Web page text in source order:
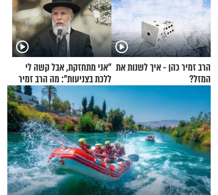
הרב זמיר כהן - איך לשנות את
המזל?
"אני מתחזקת, אבל קשה לי
ללכת בצניעות": מה הרב זמיר
כהן המליץ לה לעשות?